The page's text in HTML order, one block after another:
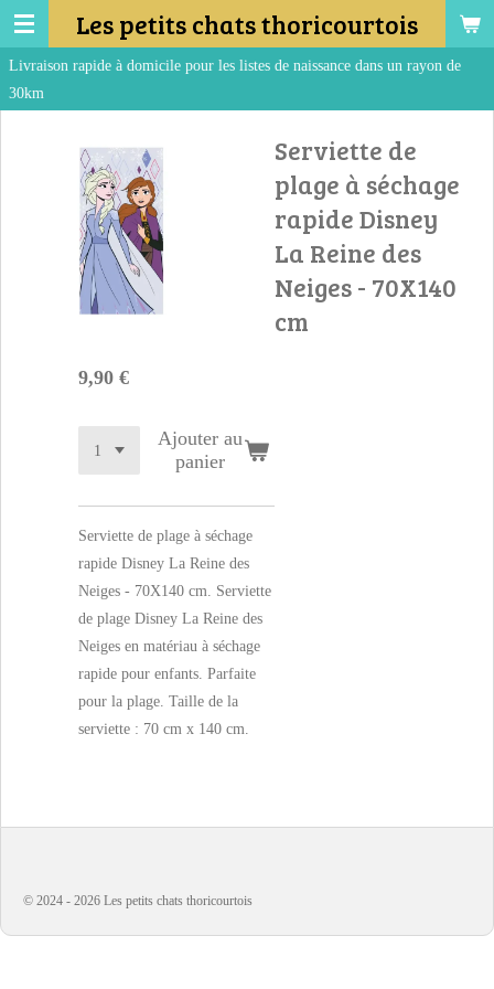
Passer
au
Les petits chats thoricourtois
pour les listes de naissance dans un rayon de
Serviette de
plage à séchage
rapide Disney
La Reine des
Neiges - 70X140
cm
9,90 €
Ajouter au
panier
Serviette de plage à séchage
rapide Disney La Reine des
Neiges - 70X140 cm. Serviette
de plage Disney La Reine des
Neiges en matériau à séchage
rapide pour enfants. Parfaite
pour la plage. Taille de la
serviette : 70 cm x 140 cm.
© 2024 - 2026 Les petits chats thoricourtois